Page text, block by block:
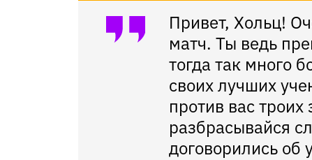
Привет, Хольц!
матч. Ты ведь
тогда так много
своих лучших
против вас
разбрасывайся
договорились об